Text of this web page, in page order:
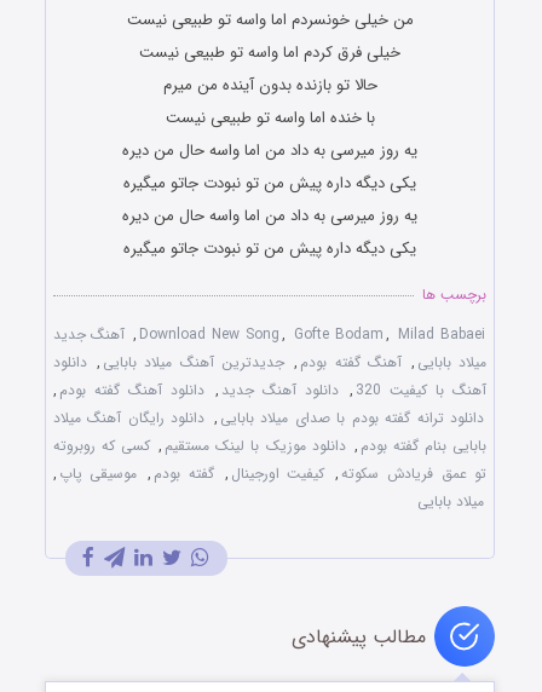
من خیلی خونسردم اما واسه تو طبیعی نیست
خیلی فرق کردم اما واسه تو طبیعی نیست
حالا تو بازنده بدون آینده من میرم
با خنده اما واسه تو طبیعی نیست
یه روز میرسی به داد من اما واسه حال من دیره
یکی دیگه داره پیش من تو نبودت جاتو میگیره
یه روز میرسی به داد من اما واسه حال من دیره
یکی دیگه داره پیش من تو نبودت جاتو میگیره
برچسب ها
Download New Song, Gofte Bodam, Milad Babaei
, آهنگ جدید
میلاد بابایی , آهنگ گفته بودم , جدیدترین آهنگ میلاد بابایی , دانلود
آهنگ با کیفیت 320
, دانلود آهنگ جدید , دانلود آهنگ گفته بودم ,
دانلود ترانه گفته بودم با صدای میلاد بابایی , دانلود رایگان آهنگ میلاد
بابایی بنام گفته بودم , دانلود موزیک با لینک مستقیم , کسی که روبروته
تو عمق فریادش سکوته, کیفیت اورجینال , گفته بودم , موسیقی پاپ ,
میلاد بابایی
مطالب پیشنهادی